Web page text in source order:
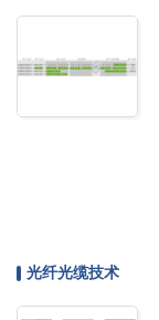
光纤光缆技术